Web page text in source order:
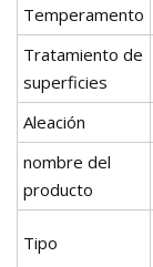
Temperamento
Tratamiento de
superficies
Aleación
nombre del
producto
Tipo